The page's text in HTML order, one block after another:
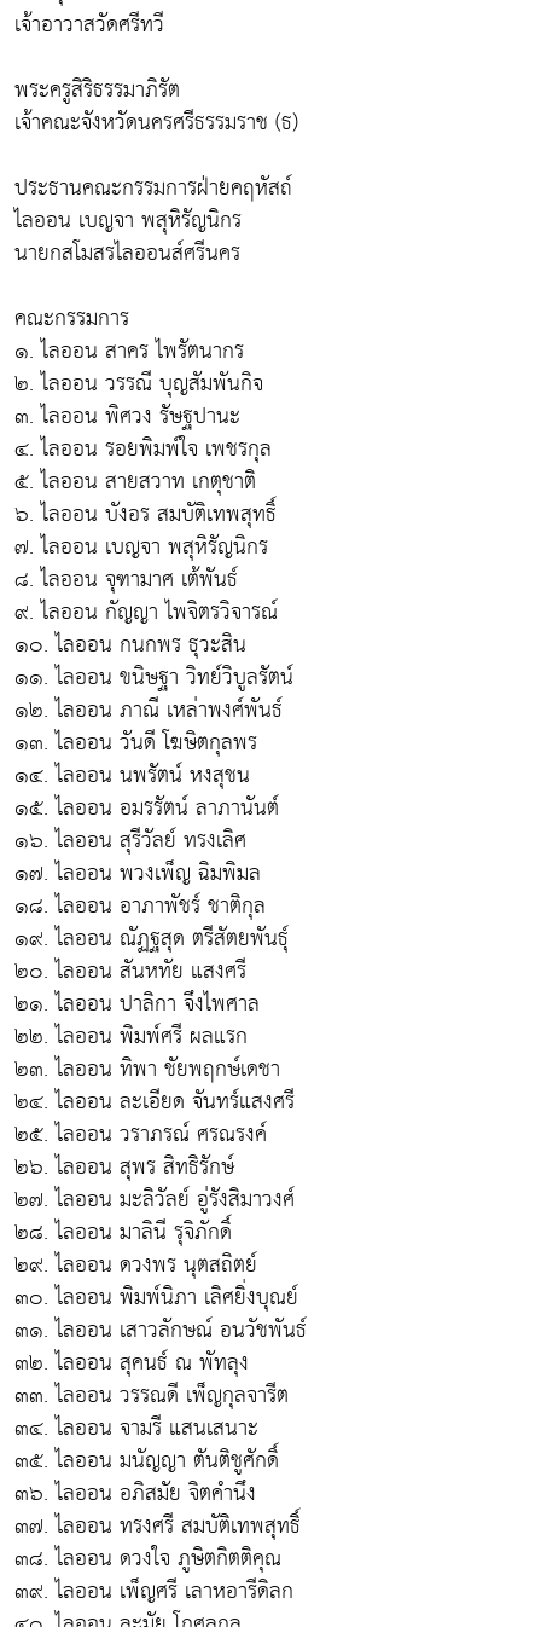
เจ้าอาวาสวัดศรีทวี
พระครูสิริธรรมาภิรัต
เจ้าคณะจังหวัดนครศรีธรรมราช (ธ)
ประธานคณะกรรมการฝ่ายคฤหัสถ์
ไลออน เบญจา พสุหิรัญนิกร
นายกสโมสรไลออนส์ศรีนคร
คณะกรรมการ
๑. ไลออน สาคร ไพรัตนากร
๒. ไลออน วรรณี บุญสัมพันกิจ
๓. ไลออน พิศวง รัษฐปานะ
๔. ไลออน รอยพิมพ์ใจ เพชรกุล
๕. ไลออน สายสวาท เกตุชาติ
๖. ไลออน บังอร สมบัติเทพสุทธิ์
๗. ไลออน เบญจา พสุหิรัญนิกร
๘. ไลออน จุฑามาศ เต้พันธ์
๙. ไลออน กัญญา ไพจิตรวิจารณ์
๑๐. ไลออน กนกพร ธุวะสิน
๑๑. ไลออน ขนิษฐา วิทย์วิบูลรัตน์
๑๒. ไลออน ภาณี เหล่าพงศ์พันธ์
๑๓. ไลออน วันดี โฆษิตกุลพร
๑๔. ไลออน นพรัตน์ หงสุชน
๑๕. ไลออน อมรรัตน์ ลาภานันต์
๑๖. ไลออน สุรีวัลย์ ทรงเลิศ
๑๗. ไลออน พวงเพ็ญ ฉิมพิมล
๑๘. ไลออน อาภาพัชร์ ชาติกุล
๑๙. ไลออน ณัฏฐสุด ตรีสัตยพันธุ์
๒๐. ไลออน สันหทัย แสงศรี
๒๑. ไลออน ปาลิกา จึงไพศาล
๒๒. ไลออน พิมพ์ศรี ผลแรก
๒๓. ไลออน ทิพา ชัยพฤกษ์เดชา
๒๔. ไลออน ละเอียด จันทร์แสงศรี
๒๕. ไลออน วราภรณ์ ศรณรงค์
๒๖. ไลออน สุพร สิทธิรักษ์
๒๗. ไลออน มะลิวัลย์ อู่รังสิมาวงศ์
๒๘. ไลออน มาลินี รุจิภักดิ์
๒๙. ไลออน ดวงพร นุตสถิตย์
๓๐. ไลออน พิมพ์นิภา เลิศยิ่งบุณย์
๓๑. ไลออน เสาวลักษณ์ อนวัชพันธ์
๓๒. ไลออน สุคนธ์ ณ พัทลุง
๓๓. ไลออน วรรณดี เพ็ญกุลจารีต
๓๔. ไลออน จามรี แสนเสนาะ
๓๕. ไลออน มนัญญา ตันติชูศักดิ์
๓๖. ไลออน อภิสมัย จิตคำนึง
๓๗. ไลออน ทรงศรี สมบัติเทพสุทธิ์
๓๘. ไลออน ดวงใจ ภูษิตกิตติคุณ
๓๙. ไลออน เพ็ญศรี เลาหอารีดิลก